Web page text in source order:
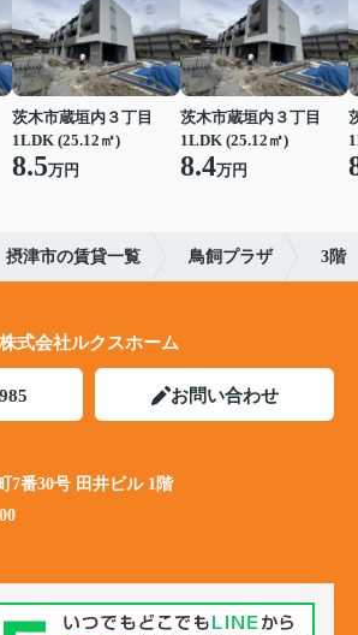
茨木市蔵垣内３丁目
1LDK (25.12㎡)
8.5万円
茨木市蔵垣内３丁目
1LDK (25.12㎡)
8.4万円
摂津市の賃貸一覧 鳥飼プラザ 3階
株式会社ルクスホーム
お問い合わせ
7番30号 田井ビル 1階